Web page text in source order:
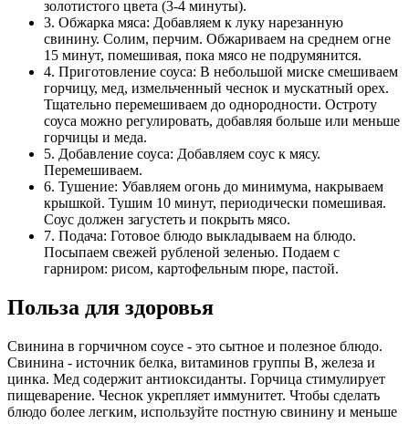
золотистого цвета (3-4 минуты).
3. Обжарка мяса: Добавляем к луку нарезанную
свинину. Солим, перчим. Обжариваем на среднем огне
15 минут, помешивая, пока мясо не подрумянится.
4. Приготовление соуса: В небольшой миске смешиваем
горчицу, мед, измельченный чеснок и мускатный орех.
Тщательно перемешиваем до однородности. Остроту
соуса можно регулировать, добавляя больше или меньше
горчицы и меда.
5. Добавление соуса: Добавляем соус к мясу.
Перемешиваем.
6. Тушение: Убавляем огонь до минимума, накрываем
крышкой. Тушим 10 минут, периодически помешивая.
Соус должен загустеть и покрыть мясо.
7. Подача: Готовое блюдо выкладываем на блюдо.
Посыпаем свежей рубленой зеленью. Подаем с
гарниром: рисом, картофельным пюре, пастой.
Польза для здоровья
Свинина в горчичном соусе - это сытное и полезное блюдо.
Свинина - источник белка, витаминов группы B, железа и
цинка. Мед содержит антиоксиданты. Горчица стимулирует
пищеварение. Чеснок укрепляет иммунитет. Чтобы сделать
блюдо более легким, используйте постную свинину и меньше